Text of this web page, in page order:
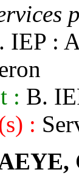
IEP :
: B.
: